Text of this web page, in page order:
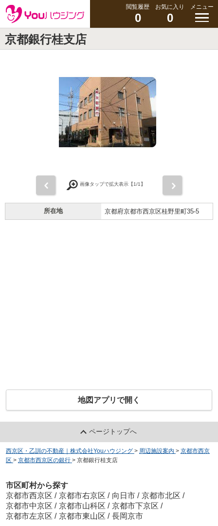
閲覧履歴
0
お気に入り
0
メニュー
京都銀行桂支店
画像タップで拡大表示【1/1】
所在地 京都府京都市西京区桂野里町35-5
地図アプリで開く
ページトップへ
西京区・乙訓の不動産｜株式会社Youハウジング > 周辺施設案内 > 京都市西京
区 > 京都市西京区の銀行 > 京都銀行桂支店
市区町村から探す
京都市西京区 / 京都市右京区 / 向日市 / 京都市北区 /
京都市中京区 / 京都市山科区 / 京都市下京区 /
京都市左京区 / 京都市東山区 / 長岡京市